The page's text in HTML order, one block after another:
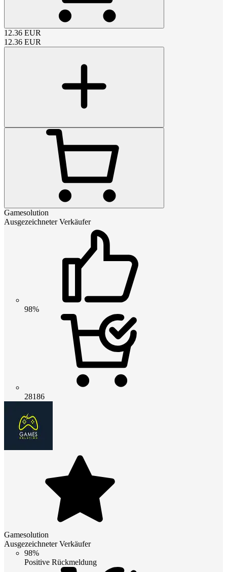
12.36 EUR
12.36 EUR
Gamesolution
Ausgezeichneter Verkäufer
98%
28186
Gamesolution
Ausgezeichneter Verkäufer
98%
Positive Rückmeldung